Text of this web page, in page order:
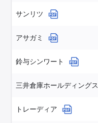
サンリツ
アサガミ
鈴与シンワート
三井倉庫ホールディングス
トレーディア